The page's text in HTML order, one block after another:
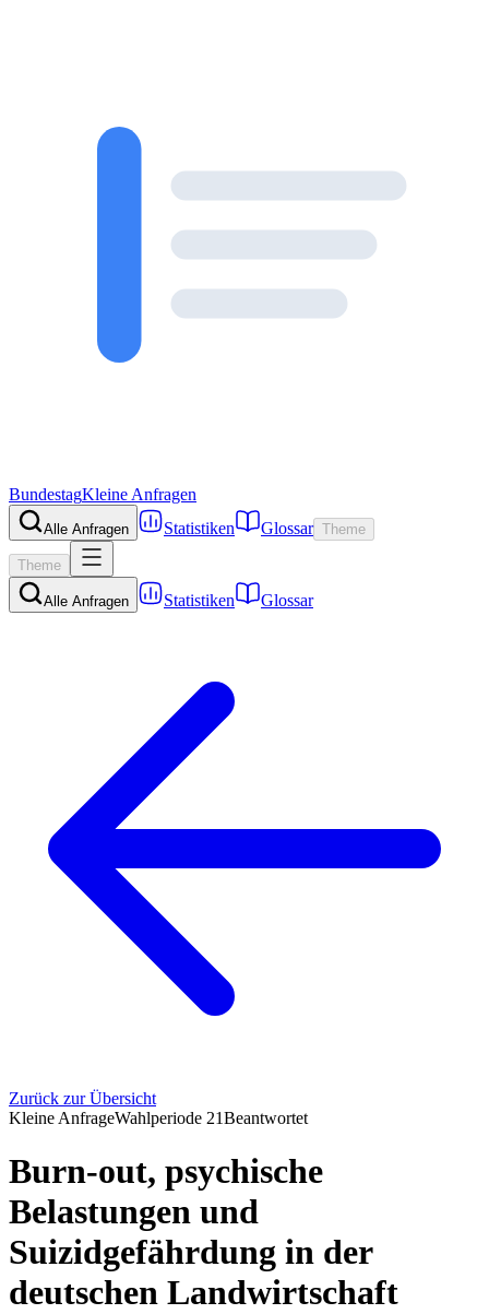
BundestagKleine Anfragen
Alle Anfragen Statistiken Glossar Theme
Theme
Alle Anfragen Statistiken Glossar
Zurück zur Übersicht
Kleine AnfrageWahlperiode 21Beantwortet
Burn-out, psychische
Belastungen und
Suizidgefährdung in der
deutschen Landwirtschaft